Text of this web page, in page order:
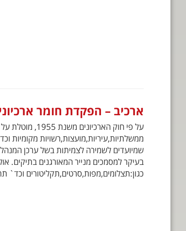
ארכיב – הפקדת חומר
על פי חוק
ממשלתיות,עיריות,מועצות,רשויות מקומיות
שמיועדים לשמירה לצמיתות בשל ערכן
בעיקר למסמכים מנייר המאורגנים בתיקים.
כגון:תצלומים,מפות,סרטים,תקליטורים